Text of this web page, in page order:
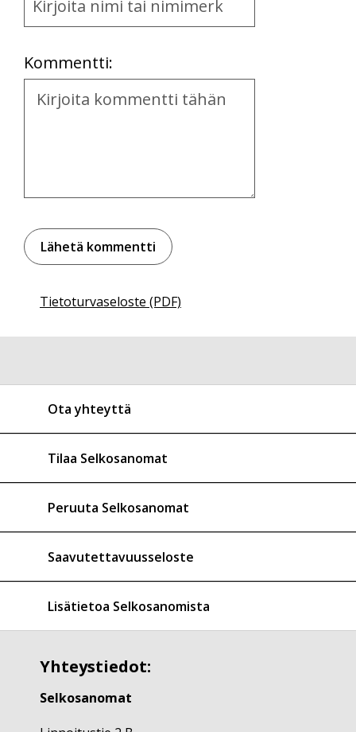
and
Kommentti:
Kommentti
Tietoturvaseloste (PDF)
Ota yhteyttä
Tilaa Selkosanomat
Peruuta Selkosanomat
Saavutettavuusseloste
Lisätietoa Selkosanomista
Yhteystiedot:
Selkosanomat